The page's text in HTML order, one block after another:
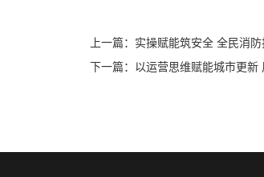
上一篇： 实操赋能筑安全 全民消
下一篇： 以运营思维赋能城市更